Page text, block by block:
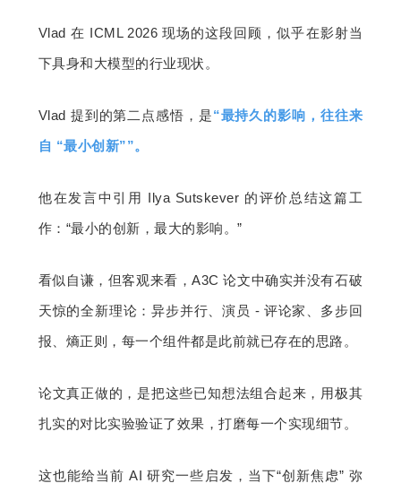
Vlad 在 ICML 2026 现场的这段回顾，似乎在影射当
下具身和大模型的行业现状。
Vlad 提到的第二点感悟，是“最持久的影响，往往来
自 “最小创新””。
他在发言中引用 Ilya Sutskever 的评价总结这篇工
作：“最小的创新，最大的影响。”
看似自谦，但客观来看，A3C 论文中确实并没有石破
天惊的全新理论：异步并行、演员 - 评论家、多步回
报、熵正则，每一个组件都是此前就已存在的思路。
论文真正做的，是把这些已知想法组合起来，用极其
扎实的对比实验验证了效果，打磨每一个实现细节。
这也能给当前 AI 研究一些启发，当下“创新焦虑” 弥